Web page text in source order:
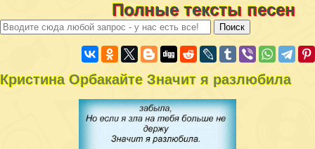
Полные тексты песен
Кристина Орбакайте Значит я разлюбила